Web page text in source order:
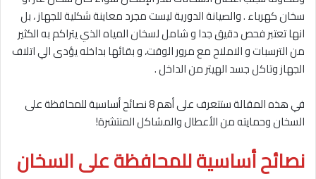
سخان كهرباء . والصيانة الدورية ليست مجرد معاينة شكلية للجهاز ، بل
انها تعتبر فحص دقيق جدا و شامل لسخان المياه الذي يتراكم به الكثير
من الترسبات و الاملاح مع مرور الوقت، و بقائها بداخله يؤدى الي اتلاف
الجهاز وتاكل جسد الهيتر من الداخل .
في هذه المقالة ستتعرف على أهم 8 نصائح أساسية للمحافظة على
السخان وحمايته من الأعطال والمشاكل المنتشرة!
نصائح أساسية للمحافظة على السخان